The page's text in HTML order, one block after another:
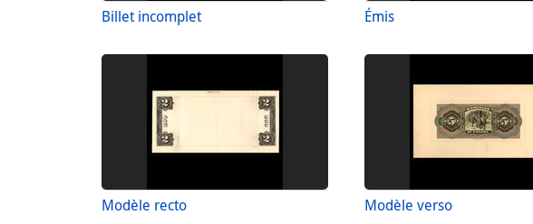
Billet incomplet Émis
Modèle recto Modèle verso